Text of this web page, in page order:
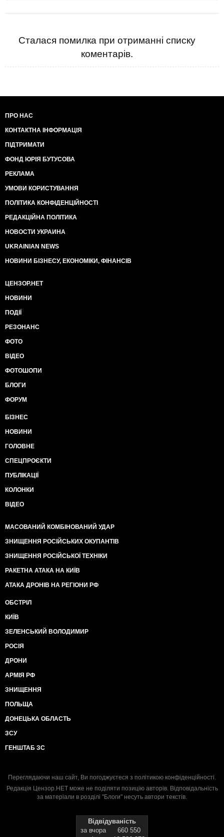
Сталася помилка при отриманні списку
коментарів.
ПРО НАС
КОНТАКТНА ІНФОРМАЦІЯ
ПІДТРИМАТИ
ФОНД ЮРІЯ БУТУСОВА
РЕКЛАМА
УМОВИ КОРИСТУВАННЯ
ПОЛІТИКА КОНФІДЕНЦІЙНОСТІ
РЕДАКЦІЙНА ПОЛІТИКА
НОВОСТИ УКРАИНА
UKRAINIAN NEWS
НОВИНИ БІЗНЕСУ, ЕКОНОМІКИ, ФІНАНСІВ
ЦЕНЗОР.НЕТ
НОВИНИ
ПОДІЇ
РЕЗОНАНС
ФОТО
ВІДЕО
ФОТОШОПИ
БЛОГИ
ФОРУМ
БІЗНЕС
НОВИНИ
ГОЛОВНЕ
СПЕЦПРОЄКТИ
ПУБЛІКАЦІЇ
КОЛОНКИ
ВІДЕО
МАСОВАНИЙ КОМБІНОВАНИЙ УДАР
ЗНИЩЕННЯ РОСІЙСЬКИХ ОКУПАНТІВ
ЗНИЩЕННЯ РОСІЙСЬКОЇ ТЕХНІКИ
РАКЕТНА АТАКА НА КИЇВ
АТАКА ДРОНІВ НА РЕГІОНИ РФ
ОБСТРІЛ
КИЇВ
ЗЕЛЕНСЬКИЙ ВОЛОДИМИР
РОСІЯ
ДРОНИ
АРМІЯ РФ
ЗНИЩЕННЯ
ПОЛЬЩА
ДОНЕЦЬКА ОБЛАСТЬ
ЗСУ
ГЕНШТАБ ЗС
Переглядаючи наш сайт, Ви погоджуєтеся з політикою конфіденційності.
Редакція Цензор.НЕТ може не поділяти позицію авторів. Відповідальність
за матеріали в розділі "Блоги" несуть автори текстів.
Відвідуваність
за вчора
660 550